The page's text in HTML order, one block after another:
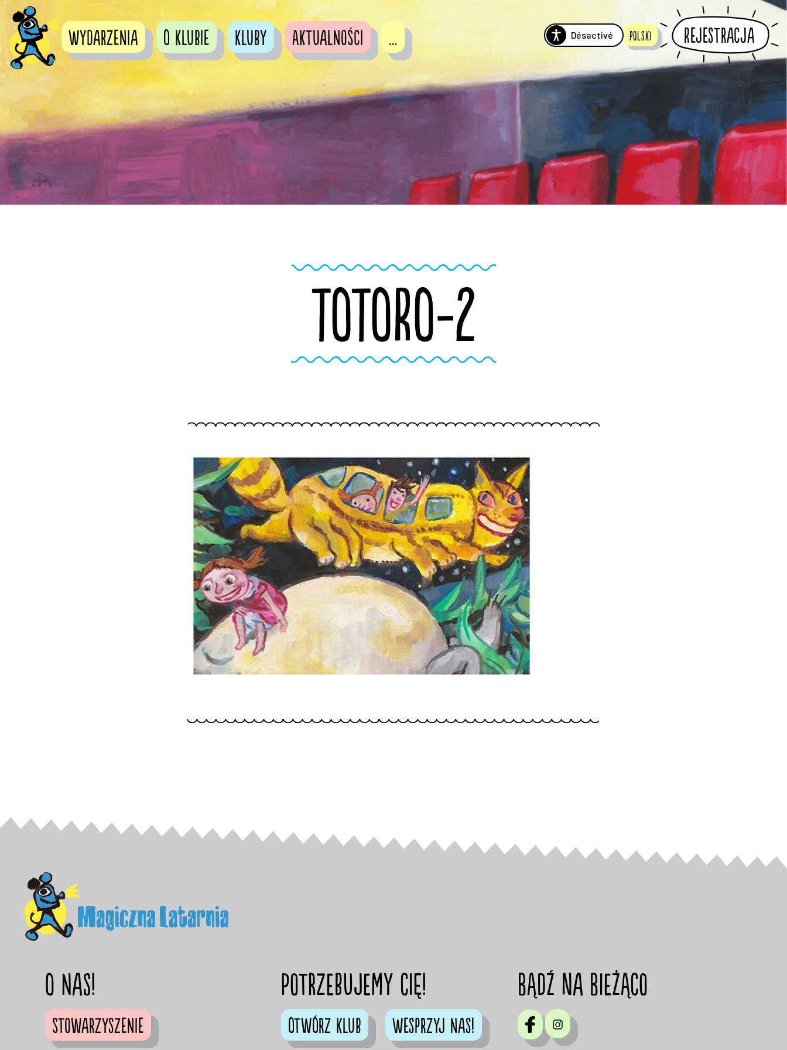
Désactivé polski Rejestracja
Wydarzenia O Klubie Kluby Aktualności ...
TOTORO-2
O nas!
Stowarzyszenie
Potrzebujemy cię!
Otwórz klub Wesprzyj nas!
Bądź Na Bieżąco